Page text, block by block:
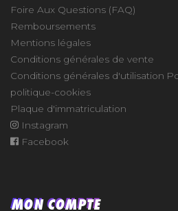
Foire Aux Questions (FAQ)
Remboursements
Mentions légales
Conditions générales de vente
Conditions générales d'utilisation
politique-cookies
Plaque d'immatriculation
Instagram
Facebook
MON COMPTE